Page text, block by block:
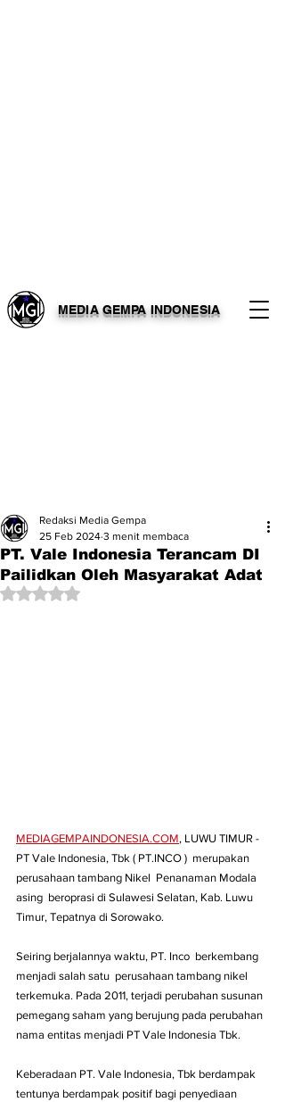
MEDIA GEMPA INDONESIA
PT. Vale Indonesia Terancam DI
Pailidkan Oleh Masyarakat Adat
Redaksi Media Gempa
25 Feb 2024 3 menit membaca
Dinilai NaN dari 5 bintang.
MEDIAGEMPAINDONESIA.COM, LUWU TIMUR -
PT Vale Indonesia, Tbk ( PT.INCO )  merupakan
perusahaan tambang Nikel  Penanaman Modala
asing  beroprasi di Sulawesi Selatan, Kab. Luwu
Timur, Tepatnya di Sorowako.
Seiring berjalannya waktu, PT. Inco  berkembang
menjadi salah satu  perusahaan tambang nikel
terkemuka. Pada 2011, terjadi perubahan susunan
pemegang saham yang berujung pada perubahan
nama entitas menjadi PT Vale Indonesia Tbk.
Keberadaan PT. Vale Indonesia, Tbk berdampak
tentunya berdampak positif bagi penyediaan